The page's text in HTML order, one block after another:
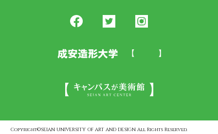
Copyright©SEIAN UNIVERSITY OF ART AND DESIGN All Rights Reserved.